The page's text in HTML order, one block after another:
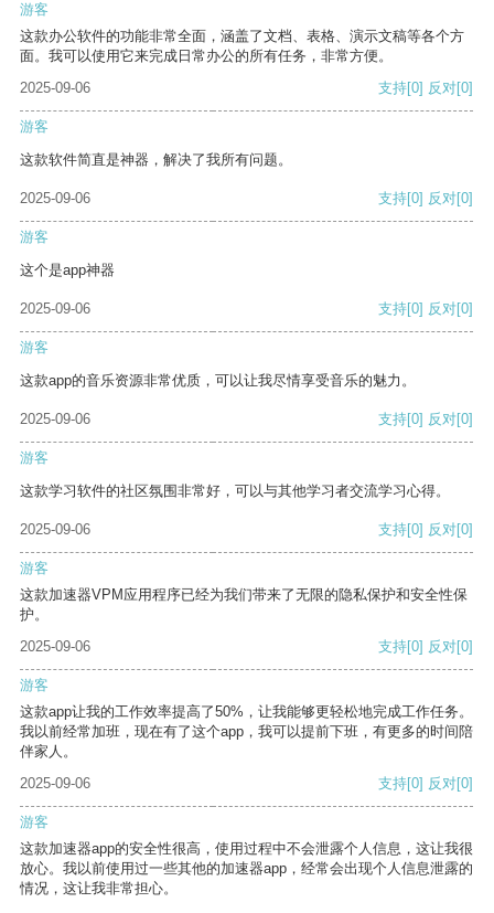
游客
这款办公软件的功能非常全面，涵盖了文档、表格、演示文稿等各个方
面。我可以使用它来完成日常办公的所有任务，非常方便。
2025-09-06
支持[0] 反对[0]
游客
这款软件简直是神器，解决了我所有问题。
2025-09-06 支持[0] 反对[0]
游客
这个是app神器
2025-09-06 支持[0] 反对[0]
游客
这款app的音乐资源非常优质，可以让我尽情享受音乐的魅力。
2025-09-06 支持[0] 反对[0]
游客
这款学习软件的社区氛围非常好，可以与其他学习者交流学习心得。
2025-09-06 支持[0] 反对[0]
游客
这款加速器VPM应用程序已经为我们带来了无限的隐私保护和安全性保
护。
2025-09-06
支持[0] 反对[0]
游客
这款app让我的工作效率提高了50%，让我能够更轻松地完成工作任务。
我以前经常加班，现在有了这个app，我可以提前下班，有更多的时间陪
伴家人。
2025-09-06
支持[0] 反对[0]
游客
这款加速器app的安全性很高，使用过程中不会泄露个人信息，这让我很
放心。我以前使用过一些其他的加速器app，经常会出现个人信息泄露的
情况，这让我非常担心。